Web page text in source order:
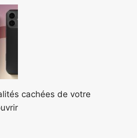
cachées de votre